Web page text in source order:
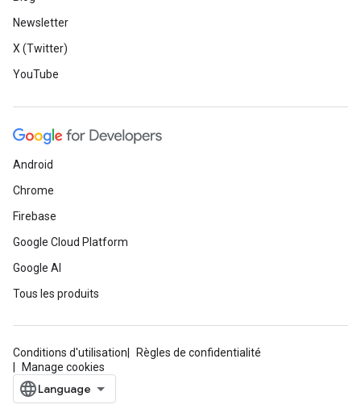
Newsletter
X (Twitter)
YouTube
Android
Chrome
Firebase
Google Cloud Platform
Google AI
Tous les produits
Conditions d'utilisation
Règles de confidentialité
Manage cookies